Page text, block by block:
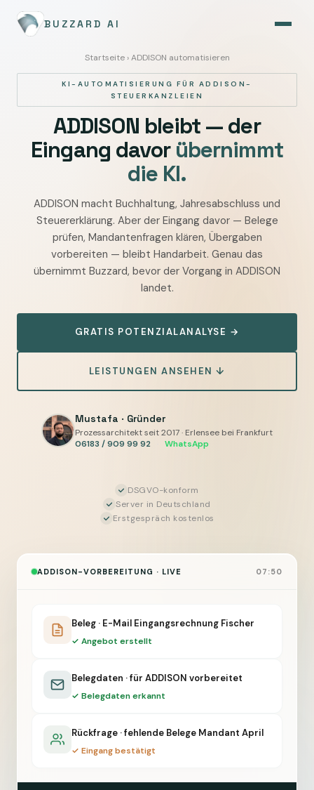
BUZZARD AI
Startseite› ADDISON automatisieren
KI-AUTOMATISIERUNG FÜR ADDISON-
STEUERKANZLEIEN
ADDISON bleibt — der
Eingang davor übernimmt
die KI.
ADDISON
mit
KI
automatisieren
—
und
Übergabe
vorbereiten,
Sie
frei
ADDISON macht Buchhaltung, Jahresabschluss und
Steuererklärung. Aber der Eingang davor — Belege
prüfen, Mandantenfragen klären, Übergaben
vorbereiten — bleibt Handarbeit. Genau das
übernimmt Buzzard, bevor der Vorgang in ADDISON
landet.
GRATIS POTENZIALANALYSE →
LEISTUNGEN ANSEHEN ↓
Mustafa · Gründer
Prozessarchitekt seit 2017 · Erlensee bei Frankfurt
06183 / 909 99 92
WhatsApp
DSGVO-konform
Server in Deutschland
Erstgespräch kostenlos
ADDISON-VORBEREITUNG · LIVE 07:50
Beleg · E-Mail Eingangsrechnung Fischer
✓ Angebot erstellt
Belegdaten · für ADDISON vorbereitet
✓ Belegdaten erkannt
Rückfrage · fehlende Belege Mandant April
✓ Eingang bestätigt